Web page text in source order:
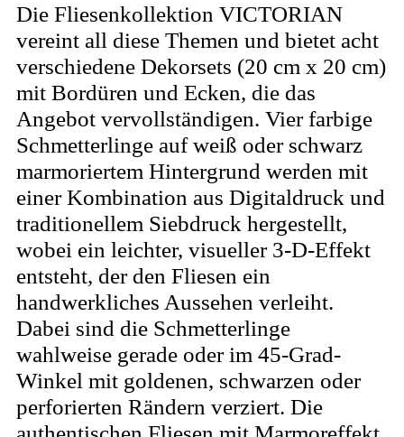
Die Fliesenkollektion VICTORIAN
vereint all diese Themen und bietet acht
verschiedene Dekorsets (20 cm x 20 cm)
mit Bordüren und Ecken, die das
Angebot vervollständigen. Vier farbige
Schmetterlinge auf weiß oder schwarz
marmoriertem Hintergrund werden mit
einer Kombination aus Digitaldruck und
traditionellem Siebdruck hergestellt,
wobei ein leichter, visueller 3-D-Effekt
entsteht, der den Fliesen ein
handwerkliches Aussehen verleiht.
Dabei sind die Schmetterlinge
wahlweise gerade oder im 45-Grad-
Winkel mit goldenen, schwarzen oder
perforierten Rändern verziert. Die